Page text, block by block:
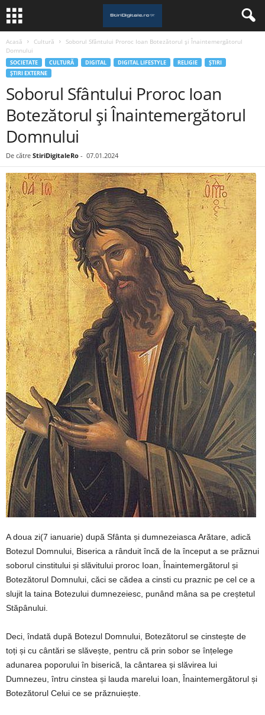
Acasă Cultură
Soborul Sfântului Proroc Ioan Botezătorul și Înaintemergătorul
Domnului
SOCIETATE CULTURĂ DIGITAL DIGITAL LIFESTYLE RELIGIE
ȘTIRI
ȘTIRI EXTERNE
Soborul Sfântului Proroc Ioan
Botezătorul și Înaintemergătorul
Domnului
De către StiriDigitaleRo - 07.01.2024
A doua zi(7 ianuarie) după Sfânta și dumnezeiasca Arătare, adică
Botezul Domnului, Biserica a rânduit încă de la început a se prăznui
soborul cinstitului și slăvitului proroc Ioan, Înaintemergătorul și
Botezătorul Domnului, căci se cădea a cinsti cu praznic pe cel ce a
slujit la taina Botezului dumnezeiesc, punând mâna sa pe creștetul
Stăpânului.
Deci, îndată după Botezul Domnului, Botezătorul se cinstește de
toți și cu cântări se slăvește, pentru că prin sobor se înțelege
adunarea poporului în biserică, la cântarea și slăvirea lui
Dumnezeu, întru cinstea și lauda marelui Ioan, Înaintemergătorul și
Botezătorul Celui ce se prăznuiește.